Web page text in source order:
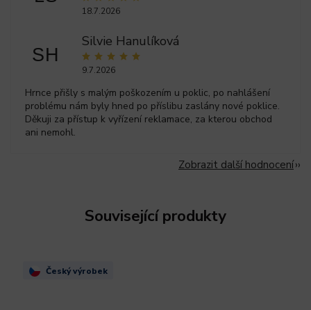
18.7.2026
SH
Silvie Hanulíková
9.7.2026
Hrnce přišly s malým poškozením u poklic, po nahlášení
problému nám byly hned po příslibu zaslány nové poklice.
Děkuji za přístup k vyřízení reklamace, za kterou obchod
ani nemohl.
Zobrazit další hodnocení
Související produkty
Český výrobek